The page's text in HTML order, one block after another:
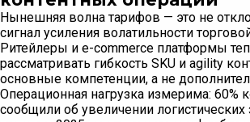
Нынешняя волна тарифов — это не
сигнал усиления волатильности
Ритейлеры и e-commerce платформы
рассматривать гибкость SKU и agility
основные компетенции, а не
Операционная нагрузка измерима: 60%
сообщили об увеличении логистических